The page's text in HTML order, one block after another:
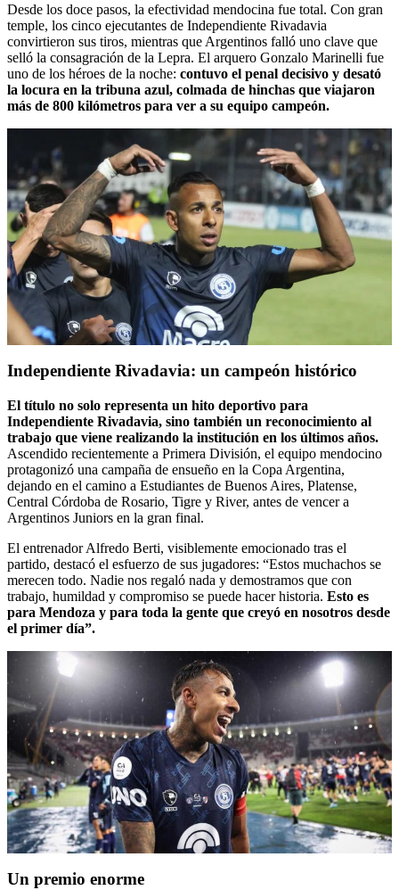
Desde los doce pasos, la efectividad mendocina fue total. Con gran
temple, los cinco ejecutantes de Independiente Rivadavia
convirtieron sus tiros, mientras que Argentinos falló uno clave que
selló la consagración de la Lepra. El arquero Gonzalo Marinelli fue
uno de los héroes de la noche: contuvo el penal decisivo y desató
la locura en la tribuna azul, colmada de hinchas que viajaron
más de 800 kilómetros para ver a su equipo campeón.
Independiente Rivadavia: un campeón histórico
El título no solo representa un hito deportivo para
Independiente Rivadavia, sino también un reconocimiento al
trabajo que viene realizando la institución en los últimos años.
Ascendido recientemente a Primera División, el equipo mendocino
protagonizó una campaña de ensueño en la Copa Argentina,
dejando en el camino a Estudiantes de Buenos Aires, Platense,
Central Córdoba de Rosario, Tigre y River, antes de vencer a
Argentinos Juniors en la gran final.
El entrenador Alfredo Berti, visiblemente emocionado tras el
partido, destacó el esfuerzo de sus jugadores: “Estos muchachos se
merecen todo. Nadie nos regaló nada y demostramos que con
trabajo, humildad y compromiso se puede hacer historia. Esto es
para Mendoza y para toda la gente que creyó en nosotros desde
el primer día”.
Un premio enorme